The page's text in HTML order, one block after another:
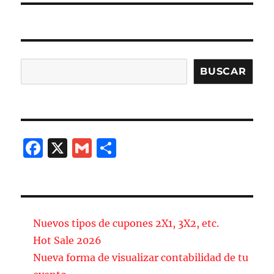
BUSCAR
F
b
o
o
X
G
a
ir
Nuevos tipos de cupones 2X1, 3X2, etc.
Hot Sale 2026
Nueva forma de visualizar contabilidad de tu